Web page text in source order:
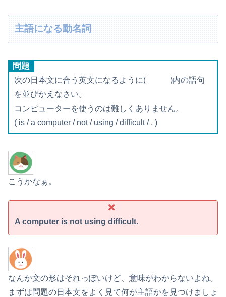
主語になる動名詞
問題
次の日本文に合う英文になるように( )内の語句
を並びかえなさい。
コンピューターを使うのは難しくありません。
( is / a computer / not / using / difficult / . )
こうかなぁ。
A computer is not using difficult.
なんか文の形はそれっぽいけど、意味がわからないよね。
まずは問題の日本文をよく見て何が主語かを見つけましょ